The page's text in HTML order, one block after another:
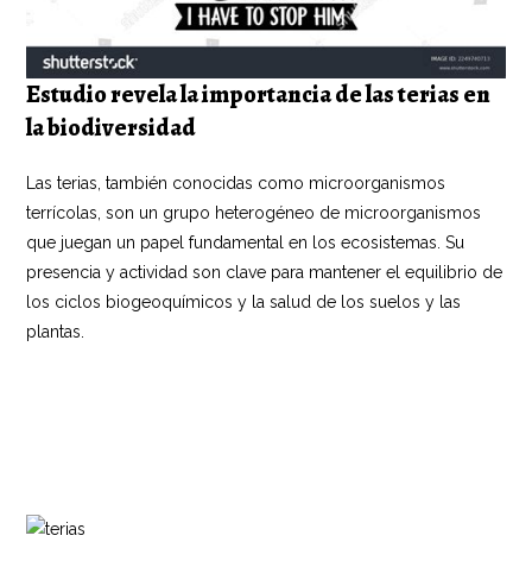
Estudio revela la importancia de las terias en
la biodiversidad
Las terias, también conocidas como microorganismos
terrícolas, son un grupo heterogéneo de microorganismos
que juegan un papel fundamental en los ecosistemas. Su
presencia y actividad son clave para mantener el equilibrio de
los ciclos biogeoquímicos y la salud de los suelos y las
plantas.